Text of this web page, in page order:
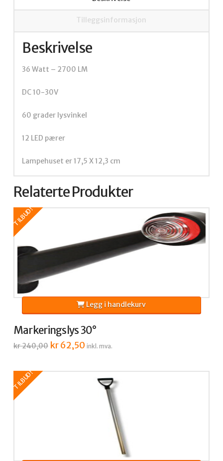
Tilleggsinformasjon
Beskrivelse
36 Watt – 2700 LM
DC 10-30V
60 grader lysvinkel
12 LED pærer
Lampehuset er 17,5 X 12,3 cm
Relaterte Produkter
TILBUD!
Markeringslys 30°
kr240,00 Opprinnelig
pris
kr62,50Nåværende
pris
inkl. mva.
Legg i handlekurv
TILBUD!